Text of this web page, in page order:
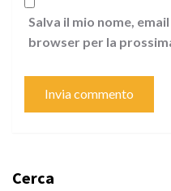
Salva il mio nome,
browser per la
Cerca